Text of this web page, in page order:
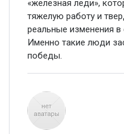
«железная леди»,
тяжелую работу и
реальные изменения
Именно такие люди
победы.